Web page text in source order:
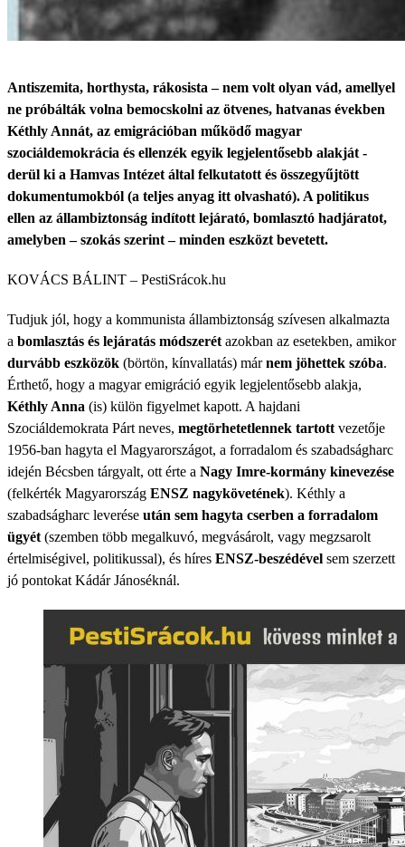
Antiszemita, horthysta, rákosista – nem volt olyan vád, amellyel
ne próbálták volna bemocskolni az ötvenes, hatvanas években
Kéthly Annát, az emigrációban működő magyar
szociáldemokrácia és ellenzék egyik legjelentősebb alakját -
derül ki a Hamvas Intézet által felkutatott és összegyűjtött
dokumentumokból (a teljes anyag itt olvasható). A politikus
ellen az állambiztonság indított lejárató, bomlasztó hadjáratot,
amelyben – szokás szerint – minden eszközt bevetett.
KOVÁCS BÁLINT – PestiSrácok.hu
Tudjuk jól, hogy a kommunista állambiztonság szívesen alkalmazta
a bomlasztás és lejáratás módszerét azokban az esetekben, amikor
durvább eszközök (börtön, kínvallatás) márnem jöhettek szóba.
Érthető, hogy a magyar emigráció egyik legjelentősebb alakja,
Kéthly Anna (is) külön figyelmet kapott. A hajdani
Szociáldemokrata Párt neves, megtörhetetlennek tartott vezetője
1956-ban hagyta el Magyarországot, a forradalom és szabadságharc
idején Bécsben tárgyalt, ott érte a Nagy Imre-kormány kinevezése
(felkérték Magyarország ENSZ nagykövetének). Kéthly a
szabadságharc leverése után sem hagyta cserben a forradalom
ügyét (szemben több megalkuvó, megvásárolt, vagy megzsarolt
értelmiségivel, politikussal), és híres ENSZ-beszédével sem szerzett
jó pontokat Kádár Jánoséknál.